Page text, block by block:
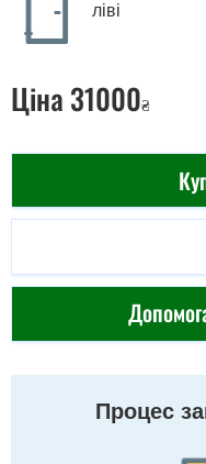
ліві
Ціна 31000₴
Процес